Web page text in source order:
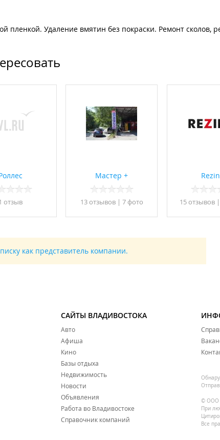
пленкой. Удаление вмятин без покраски. Ремонт сколов,
отзыв
Мастер +
13 отзывов| 7 фото 15 отзывов|
как представитель компании.
САЙТЫ ВЛАДИВОСТОКА
Авто
Афиша
Кино
Базы отдыха
Недвижимость
Новости
Объявления
Работа во Владивостоке
Справочник компаний
© ООО
При
Все